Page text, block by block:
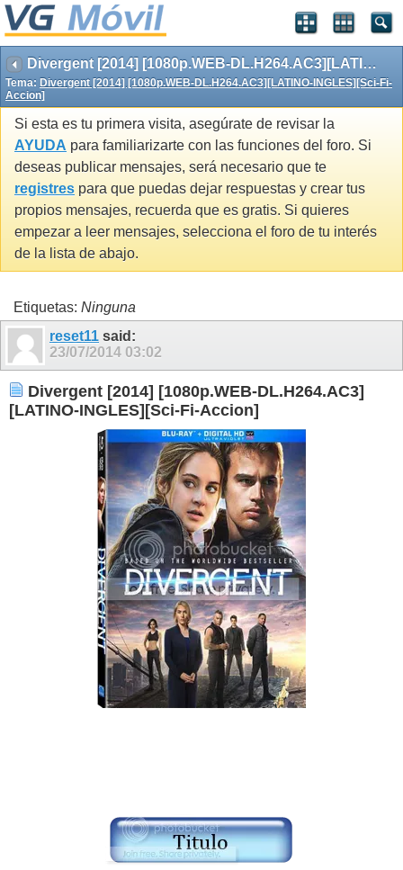
Divergent [2014] [1080p.WEB-DL.H264.AC3][LATINO-INGLES][Sci-Fi-Accion]
Tema: Divergent [2014] [1080p.WEB-DL.H264.AC3][LATINO-INGLES][Sci-Fi-
Accion]
Si esta es tu primera visita, asegúrate de revisar la
AYUDA para familiarizarte con las funciones del foro. Si
deseas publicar mensajes, será necesario que te
registres para que puedas dejar respuestas y crear tus
propios mensajes, recuerda que es gratis. Si quieres
empezar a leer mensajes, selecciona el foro de tu interés
de la lista de abajo.
Etiquetas: Ninguna
reset11 said:
23/07/2014 03:02
Divergent [2014] [1080p.WEB-DL.H264.AC3]
[LATINO-INGLES][Sci-Fi-Accion]